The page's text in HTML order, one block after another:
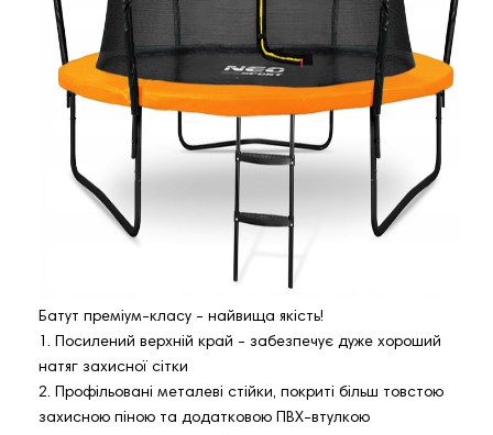
Батут преміум-класу - найвища якість!
1. Посилений верхній край - забезпечує дуже хороший
натяг захисної сітки
2. Профільовані металеві стійки, покриті більш товстою
захисною піною та додатковою ПВХ-втулкою